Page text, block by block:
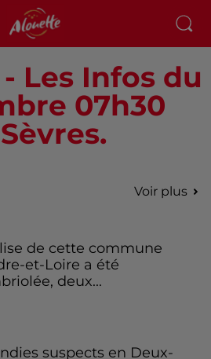
Les Infos du
07h30
Voir plus
de cette commune
et-Loire a été
deux...
suspects en Deux-